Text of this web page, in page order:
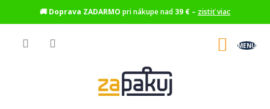
🚚 Doprava ZADARMO pri nákupe nad 39 € – zistiť viac